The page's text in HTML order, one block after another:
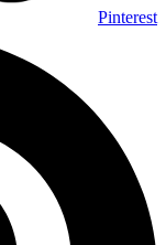
Pinterest